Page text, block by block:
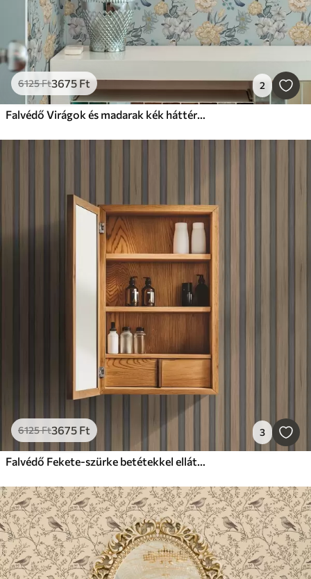
6125Ft3675 Ft 2
Falvédő Virágok és madarak kék háttéren
6125Ft3675 Ft 3
Falvédő Fekete-szürke betétekkel ellátott függőleges fa lécek